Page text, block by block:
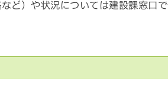
ど）や状況については建設課窓口で